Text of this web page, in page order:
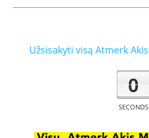
Užsisakyti visą Atmerk
0
SECONDS